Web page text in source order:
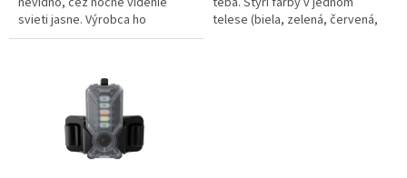
svieti jasne. Výrobca ho
označuje ako IFF marker
telese (biela, zelená, červená,